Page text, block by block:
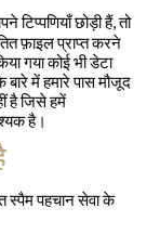
टिप्पणियाँ छोड़ी हैं, तो
फ़ाइल प्राप्त करने
गया कोई भी डेटा
में हमारे पास मौजूद
है जिसे हमें
है।
स्पैम पहचान सेवा के